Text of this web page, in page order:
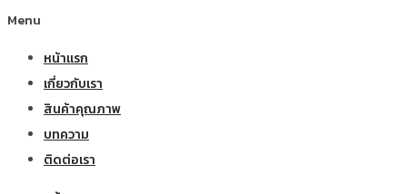
Menu
หน้าแรก
เกี่ยวกับเรา
สินค้าคุณภาพ
บทความ
ติดต่อเรา